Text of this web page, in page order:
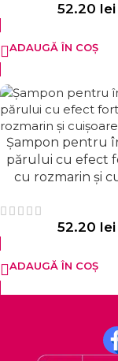
52.20 lei
ADAUGĂ ÎN COȘ
Șampon pentru
părului cu efect
cu rozmarin și
52.20 lei
ADAUGĂ ÎN COȘ